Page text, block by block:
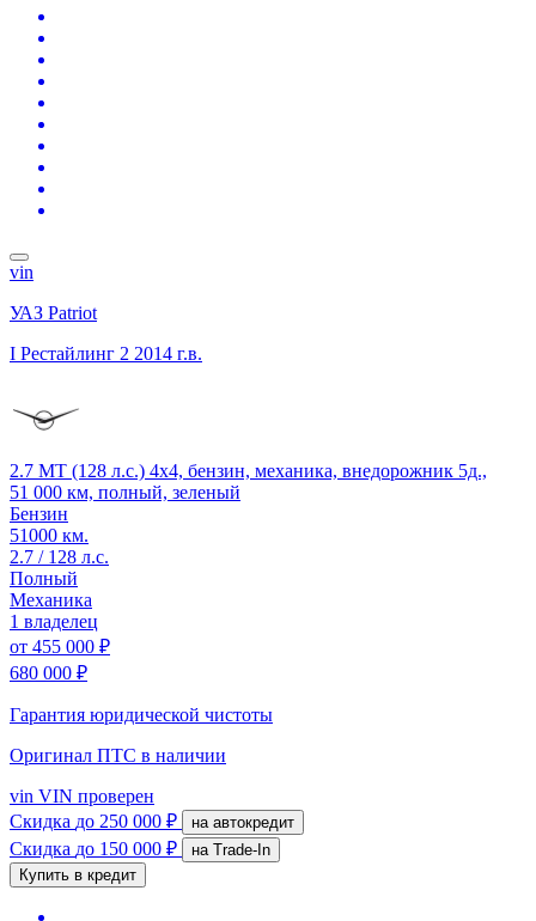
vin
УАЗ Patriot
I Рестайлинг 2 2014 г.в.
2.7 MT (128 л.с.) 4x4, бензин, механика, внедорожник 5д.,
51 000 км, полный, зеленый
Бензин
51000 км.
2.7 / 128 л.с.
Полный
Механика
1 владелец
от 455 000 ₽
680 000 ₽
Гарантия юридической чистоты
Оригинал ПТС в наличии
vin VIN проверен
Скидка до 250 000 ₽ на автокредит
Скидка до 150 000 ₽
на Trade-In
Купить в кредит